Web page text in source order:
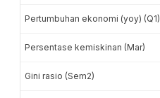
Pertumbuhan ekonomi (yoy) (Q1)
Persentase kemiskinan (Mar)
Gini rasio (Sem2)